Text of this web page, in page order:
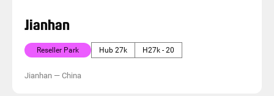
Jianhan
Reseller Park Hub 27k H27k - 20
Jianhan — China